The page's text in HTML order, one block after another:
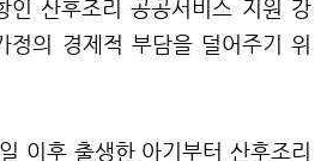
인 산후조리 공공서비스 지원 강
정의 경제적 부담을 덜어주기 위
일 이후 출생한 아기부터 산후조리